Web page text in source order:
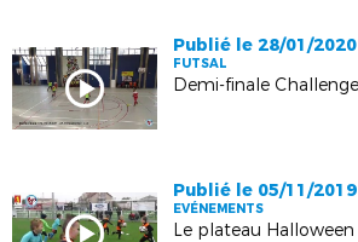
Publié le 28/01/2020
FUTSAL
Publié le 05/11/2019
EVÉNEMENTS